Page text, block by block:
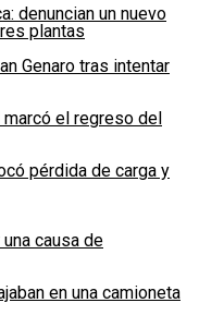
denuncian un nuevo
plantas
Genaro tras intentar
el regreso del
pérdida de carga y
causa de
en una camioneta